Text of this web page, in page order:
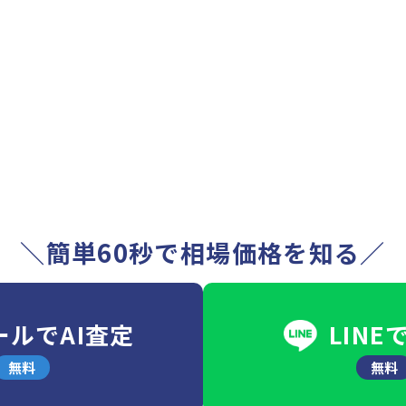
＼簡単60秒で相場価格を知る／
ルでAI査定
無料
LINE
無料